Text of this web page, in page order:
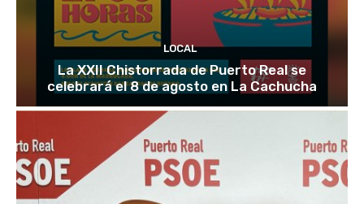
LOCAL
La XXII Chistorrada de Puerto Real se
celebrará el 8 de agosto en La Cachucha